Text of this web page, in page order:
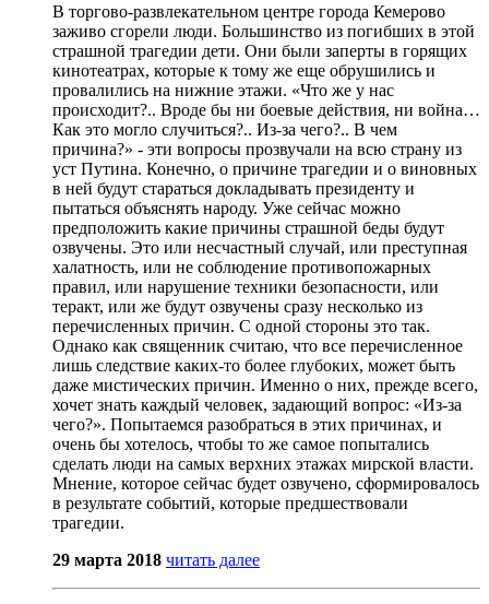
В торгово-развлекательном центре города Кемерово
заживо сгорели люди. Большинство из погибших в этой
страшной трагедии дети. Они были заперты в горящих
кинотеатрах, которые к тому же еще обрушились и
провалились на нижние этажи. «Что же у нас
происходит?.. Вроде бы ни боевые действия, ни война…
Как это могло случиться?.. Из-за чего?.. В чем
причина?» - эти вопросы прозвучали на всю страну из
уст Путина. Конечно, о причине трагедии и о виновных
в ней будут стараться докладывать президенту и
пытаться объяснять народу. Уже сейчас можно
предположить какие причины страшной беды будут
озвучены. Это или несчастный случай, или преступная
халатность, или не соблюдение противопожарных
правил, или нарушение техники безопасности, или
теракт, или же будут озвучены сразу несколько из
перечисленных причин. С одной стороны это так.
Однако как священник считаю, что все перечисленное
лишь следствие каких-то более глубоких, может быть
даже мистических причин. Именно о них, прежде всего,
хочет знать каждый человек, задающий вопрос: «Из-за
чего?». Попытаемся разобраться в этих причинах, и
очень бы хотелось, чтобы то же самое попытались
сделать люди на самых верхних этажах мирской власти.
Мнение, которое сейчас будет озвучено, сформировалось
в результате событий, которые предшествовали
трагедии.
29 марта 2018 читать далее